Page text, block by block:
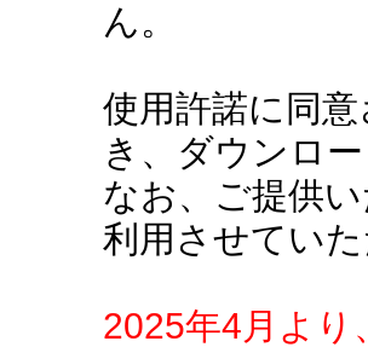
ん。
使用許諾に同
き、ダウンロ
なお、ご提供
利用させてい
2025年4月より